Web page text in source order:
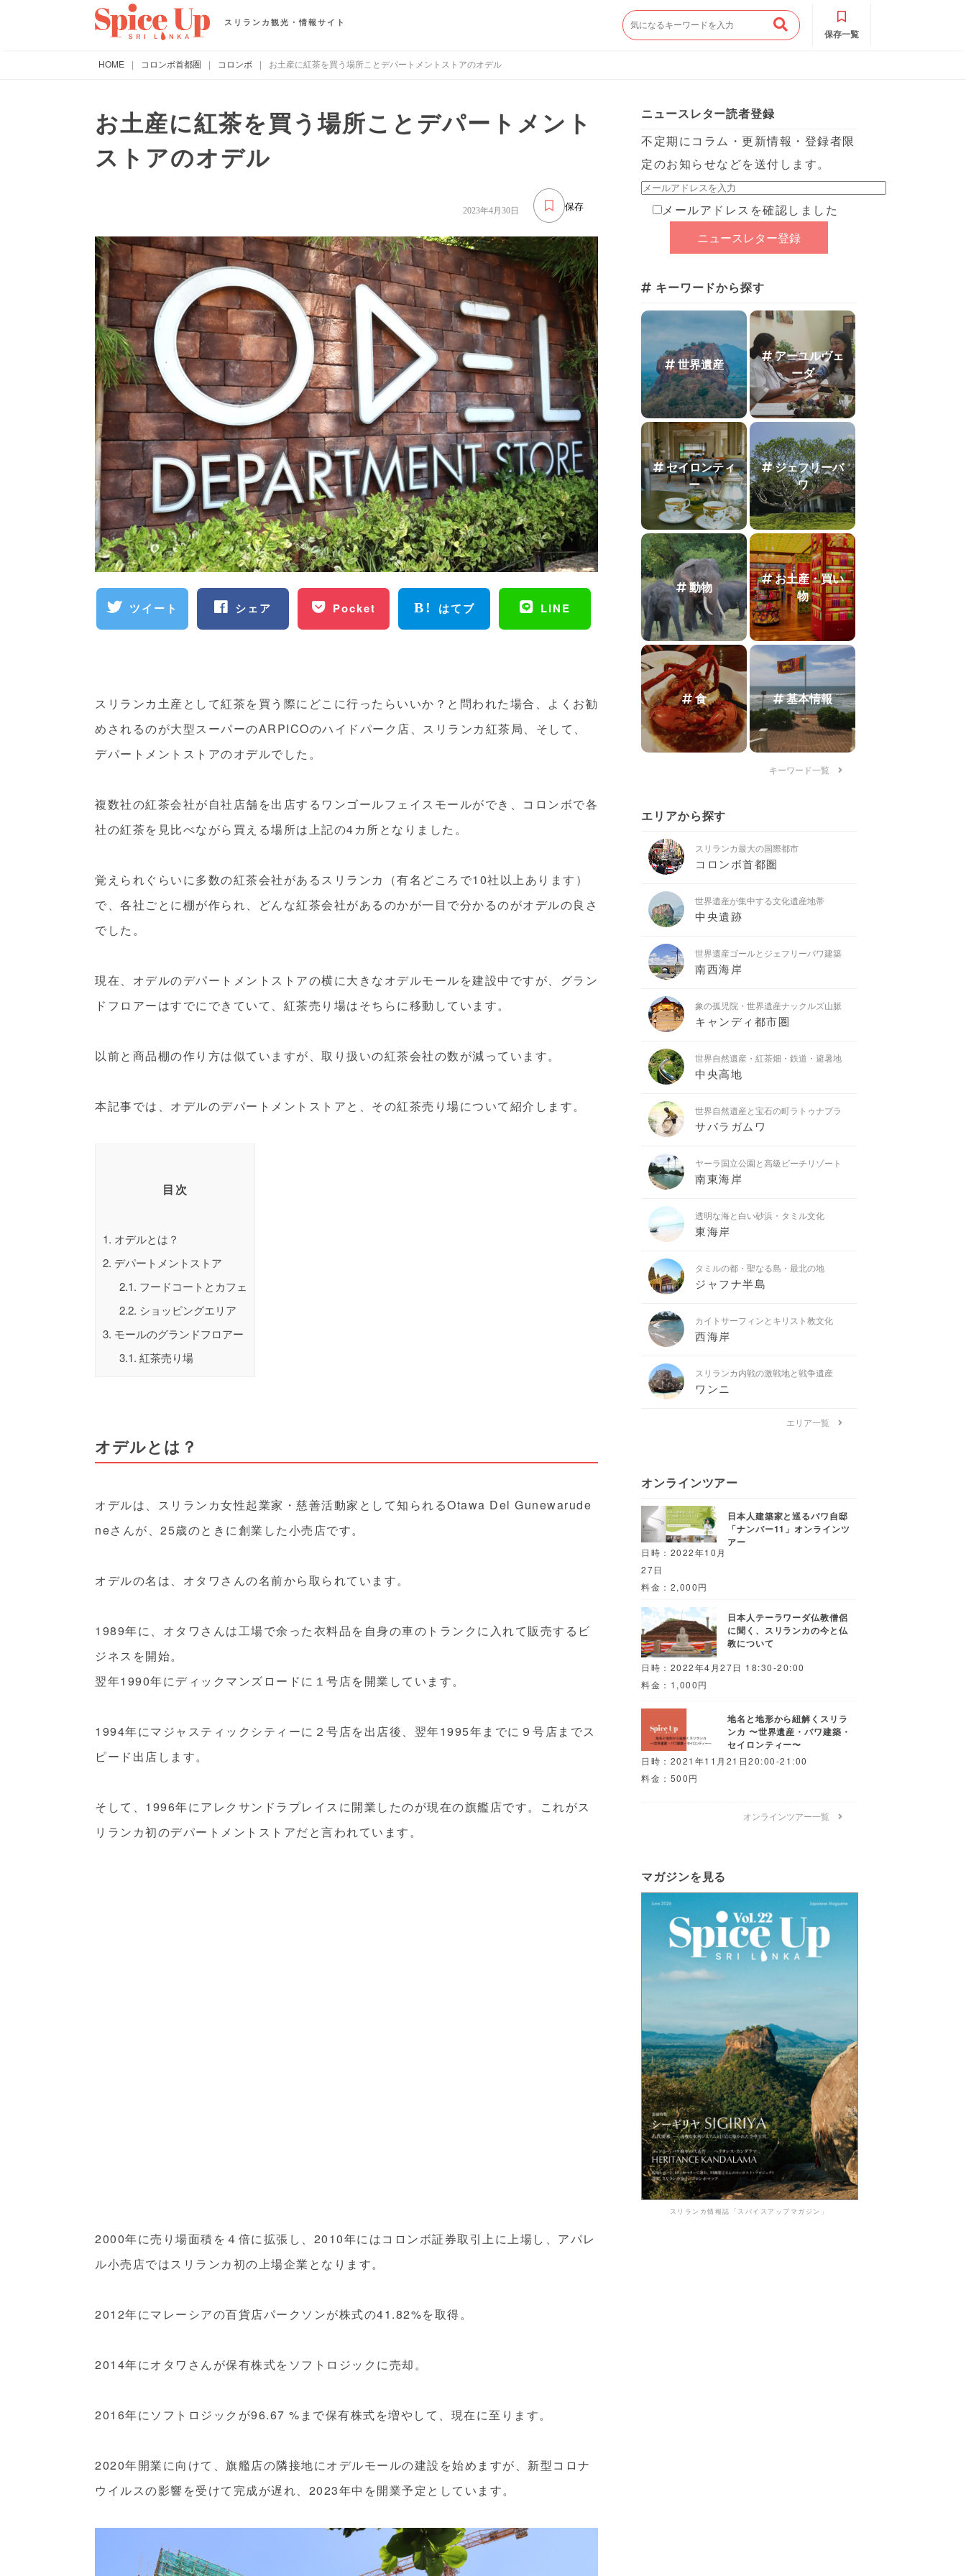
スリランカ観光・情報サイト
保存一覧
HOME | コロンボ首都圏 | コロンボ | お土産に紅茶を買う場所ことデパートメントストアのオデル
お土産に紅茶を買う場所ことデパートメント
ストアのオデル
保存
2023年4月30日
ツイート シェア Pocket はてブ LINE
スリランカ土産として紅茶を買う際にどこに行ったらいいか？と問われた場合、よくお勧
めされるのが大型スーパーのARPICOのハイドパーク店、スリランカ紅茶局、そして、
デパートメントストアのオデルでした。
複数社の紅茶会社が自社店舗を出店するワンゴールフェイスモールができ、コロンボで各
社の紅茶を見比べながら買える場所は上記の4カ所となりました。
覚えられぐらいに多数の紅茶会社があるスリランカ（有名どころで10社以上あります）
で、各社ごとに棚が作られ、どんな紅茶会社があるのかが一目で分かるのがオデルの良さ
でした。
現在、オデルのデパートメントストアの横に大きなオデルモールを建設中ですが、グラン
ドフロアーはすでにできていて、紅茶売り場はそちらに移動しています。
以前と商品棚の作り方は似ていますが、取り扱いの紅茶会社の数が減っています。
本記事では、オデルのデパートメントストアと、その紅茶売り場について紹介します。
目次
1. オデルとは？
2. デパートメントストア
2.1. フードコートとカフェ
2.2. ショッピングエリア
3. モールのグランドフロアー
3.1. 紅茶売り場
オデルとは？
オデルは、スリランカ女性起業家・慈善活動家として知られるOtawa Del Gunewarude
neさんが、25歳のときに創業した小売店です。
オデルの名は、オタワさんの名前から取られています。
1989年に、オタワさんは工場で余った衣料品を自身の車のトランクに入れて販売するビ
ジネスを開始。
翌年1990年にディックマンズロードに１号店を開業しています。
1994年にマジャスティックシティーに２号店を出店後、翌年1995年までに９号店までス
ピード出店します。
そして、1996年にアレクサンドラプレイスに開業したのが現在の旗艦店です。これがス
リランカ初のデパートメントストアだと言われています。
2000年に売り場面積を４倍に拡張し、2010年にはコロンボ証券取引上に上場し、アパレ
ル小売店ではスリランカ初の上場企業となります。
2012年にマレーシアの百貨店パークソンが株式の41.82%を取得。
2014年にオタワさんが保有株式をソフトロジックに売却。
2016年にソフトロジックが96.67 %まで保有株式を増やして、現在に至ります。
2020年開業に向けて、旗艦店の隣接地にオデルモールの建設を始めますが、新型コロナ
ウイルスの影響を受けて完成が遅れ、2023年中を開業予定としています。
ニュースレター読者登録
不定期にコラム・更新情報・登録者限
定のお知らせなどを送付します。
メールアドレスを確認しました
キーワードから探す
世界遺産
アーユルヴェ
ーダ
セイロンティ
ー
ジェフリーバ
ワ
動物
お土産・買い
物
食 基本情報
キーワード一覧
エリアから探す
スリランカ最大の国際都市
コロンボ首都圏
世界遺産が集中する文化遺産地帯
中央遺跡
世界遺産ゴールとジェフリーバワ建築
南西海岸
象の孤児院・世界遺産ナックルズ山脈
キャンディ都市圏
世界自然遺産・紅茶畑・鉄道・避暑地
中央高地
世界自然遺産と宝石の町ラトゥナプラ
サバラガムワ
ヤーラ国立公園と高級ビーチリゾート
南東海岸
透明な海と白い砂浜・タミル文化
東海岸
タミルの都・聖なる島・最北の地
ジャフナ半島
カイトサーフィンとキリスト教文化
西海岸
スリランカ内戦の激戦地と戦争遺産
ワンニ
エリア一覧
オンラインツアー
日本人建築家と巡るバワ自邸
「ナンバー11」オンラインツ
アー
日時：2022年10月
27日
料金：2,000円
日本人テーラワーダ仏教僧侶
に聞く、スリランカの今と仏
教について
日時：2022年4月27日 18:30-20:00
料金：1,000円
地名と地形から紐解くスリラ
ンカ 〜世界遺産・バワ建築・
セイロンティー〜
日時：2021年11月21日20:00-21:00
料金：500円
オンラインツアー一覧
マガジンを見る
スリランカ情報誌「スパイスアップマガジン」